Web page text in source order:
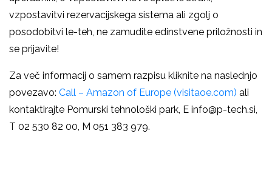
vzpostavitvi rezervacijskega sistema ali zgolj o
posodobitvi le-teh, ne zamudite edinstvene priložnosti in
se prijavite!
Za več informacij o samem razpisu kliknite na naslednjo
povezavo: Call – Amazon of Europe (visitaoe.com) ali
kontaktirajte Pomurski tehnološki park, E info@p-tech.si,
T 02 530 82 00, M 051 383 979.